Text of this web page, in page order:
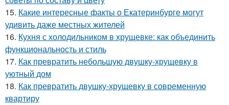
15. Какие интересные факты о Екатеринбурге могут
удивить даже местных жителей
16. Кухня с холодильником в хрущевке: как объединить
функциональность и стиль
17. Как превратить небольшую двушку-хрущевку в
уютный дом
18. Как превратить двушку-хрущевку в современную
квартиру